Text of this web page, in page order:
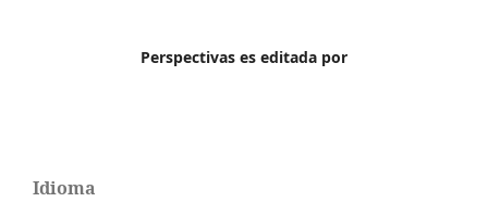
Perspectivas es editada por
Idioma